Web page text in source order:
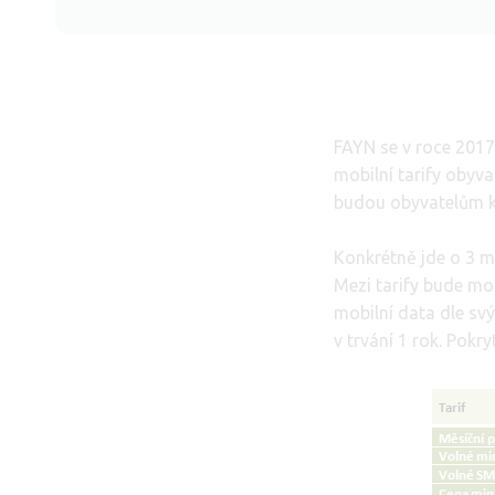
FAYN se v roce
mobilní tarify
budou obyvatelům
Konkrétně jde o 3
Mezi tarify bude
mobilní data dle
v trvání 1 rok.